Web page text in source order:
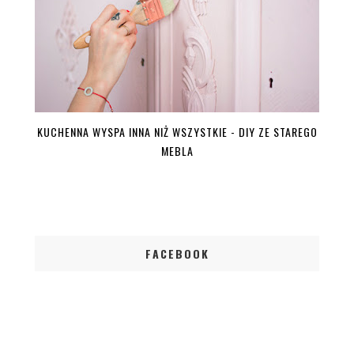
KUCHENNA WYSPA INNA NIŻ WSZYSTKIE - DIY ZE STAREGO
MEBLA
FACEBOOK